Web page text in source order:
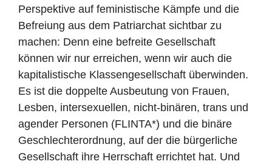
Perspektive auf feministische Kämpfe und die
Befreiung aus dem Patriarchat sichtbar zu
machen: Denn eine befreite Gesellschaft
können wir nur erreichen, wenn wir auch die
kapitalistische Klassengesellschaft überwinden.
Es ist die doppelte Ausbeutung von Frauen,
Lesben, intersexuellen, nicht-binären, trans und
agender Personen (FLINTA*) und die binäre
Geschlechterordnung, auf der die bürgerliche
Gesellschaft ihre Herrschaft errichtet hat. Und